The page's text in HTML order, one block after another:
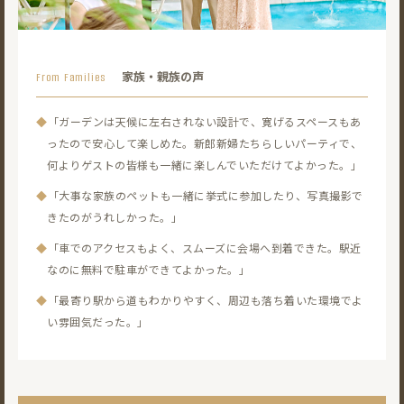
From Families 家族・親族の声
◆ 「ガーデンは天候に左右されない設計で、寛げるスペースもあ
ったので安心して楽しめた。 新郎新婦たちらしいパーティで、
何よりゲストの皆様も一緒に楽しんでいただけてよかった。」
◆ 「大事な家族のペットも一緒に挙式に参加したり、写真撮影で
きたのがうれしかった。」
◆ 「車でのアクセスもよく、スムーズに会場へ到着できた。 駅近
なのに無料で駐車ができてよかった。」
◆ 「最寄り駅から道もわかりやすく、周辺も落ち着いた環境でよ
い雰囲気だった。」